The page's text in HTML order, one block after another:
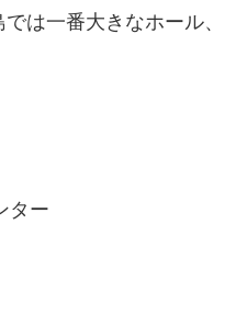
は一番大きなホール、
ター